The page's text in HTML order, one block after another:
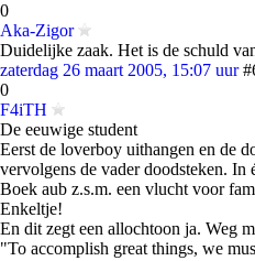
0
Aka-Zigor
Duidelijke zaak. Het is de schuld
zaterdag 26 maart 2005, 15:07 uur
0
F4iTH
De eeuwige student
Eerst de loverboy uithangen en de
vervolgens de vader doodsteken. In
Boek aub z.s.m. een vlucht voor
Enkeltje!
En dit zegt een allochtoon ja. Weg
"To accomplish great things, we